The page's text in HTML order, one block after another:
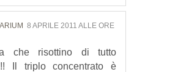
8 APRILE 2011 ALLE ORE
che risottino di tutto
Il triplo concentrato è